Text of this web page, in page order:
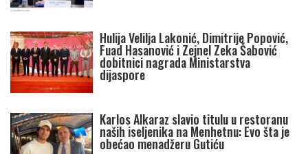
Hulija Velilja Lakonić, Dimitrije Popović,
Fuad Hasanović i Zejnel Zeka Šabović
dobitnici nagrada Ministarstva
dijaspore
Karlos Alkaraz slavio titulu u restoranu
naših iseljenika na Menhetnu: Evo šta je
obećao menadžeru Gutiću